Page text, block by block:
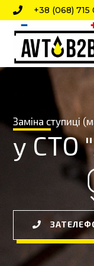
Перейти
вмісту
+38 (068) 715
Заміна ступиці
у СТО